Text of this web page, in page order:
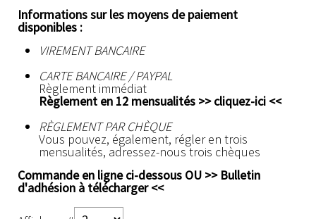
Informations sur les moyens de paiement
disponibles :
VIREMENT BANCAIRE
CARTE BANCAIRE / PAYPAL
Règlement immédiat
Règlement en 12 mensualités >>cliquez-ici <<
RÈGLEMENT PAR CHÈQUE
Vous pouvez, également, régler en trois
mensualités, adressez-nous trois chèques
Commande en ligne ci-dessous OU >> Bulletin
d'adhésion à télécharger<<